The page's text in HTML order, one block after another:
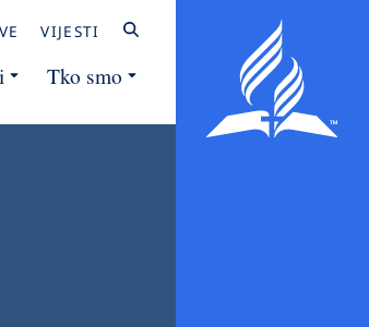
VIJESTI
Tko smo